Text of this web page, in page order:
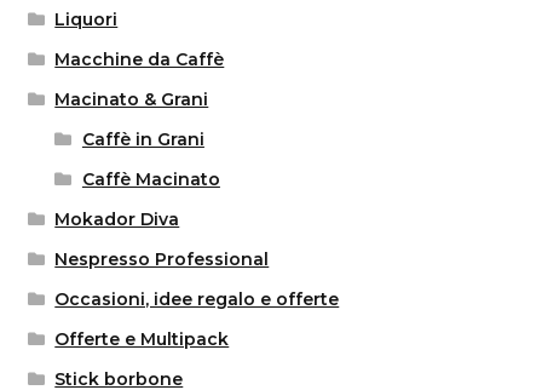
Liquori
Macchine da Caffè
Macinato & Grani
Caffè in Grani
Caffè Macinato
Mokador Diva
Nespresso Professional
Occasioni, idee regalo e offerte
Offerte e Multipack
Stick borbone